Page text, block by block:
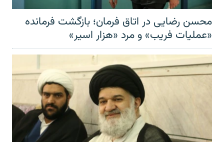
محسن رضایی در اتاق فرمان؛ بازگشت فرمانده
«عملیات فریب» و مرد «هزار اسیر»